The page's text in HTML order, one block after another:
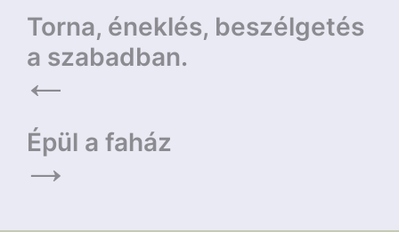
Bejegyzés
navigáció
Torna, éneklés, beszélgetés
a szabadban.
Épül a faház